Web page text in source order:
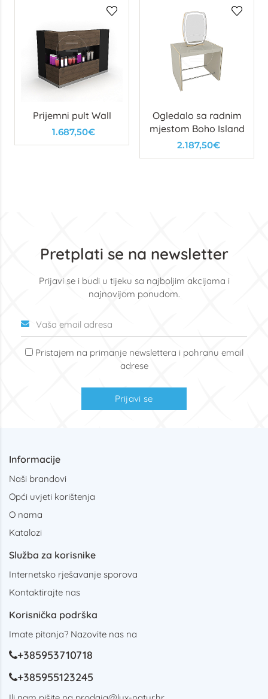
Prijemni pult Wall
1.687,50€
Ogledalo sa radnim
mjestom Boho Island
2.187,50€
Pretplati se na newsletter
Prijavi se i budi u tijeku sa najboljim akcijama i
najnovijom ponudom.
Pristajem na primanje newslettera i pohranu email
adrese
Prijavi se
Informacije
Naši brandovi
Opći uvjeti korištenja
O nama
Katalozi
Služba za korisnike
Internetsko rješavanje sporova
Kontaktirajte nas
Korisnička podrška
Imate pitanja? Nazovite nas na
+385953710718
+385955123245